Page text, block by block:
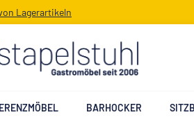
springen
Lagerartikeln
BARHOCKER